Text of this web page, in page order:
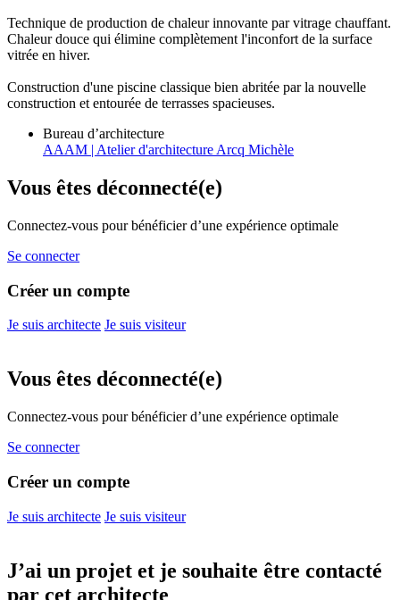
Technique de production de chaleur innovante par vitrage chauffant.
Chaleur douce qui élimine complètement l'inconfort de la surface
vitrée en hiver.
Construction d'une piscine classique bien abritée par la nouvelle
construction et entourée de terrasses spacieuses.
Bureau d’architecture
AAAM | Atelier d'architecture Arcq Michèle
Vous êtes déconnecté(e)
Connectez-vous pour bénéficier d’une expérience optimale
Se connecter
Créer un compte
Je suis architecte Je suis visiteur
Vous êtes déconnecté(e)
Connectez-vous pour bénéficier d’une expérience optimale
Se connecter
Créer un compte
Je suis architecte Je suis visiteur
J’ai un projet et je souhaite être contacté
par cet architecte